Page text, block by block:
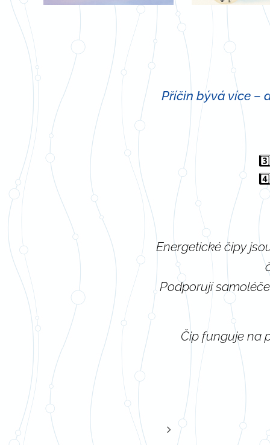
Příčin bývá více –
Energetické čipy
Podporují
Čip funguje na